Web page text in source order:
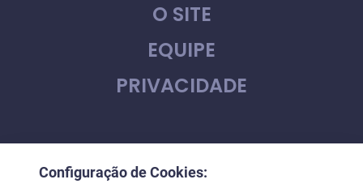
O SITE
EQUIPE
PRIVACIDADE
FALE CONOSCO
Configuração de Cookies: